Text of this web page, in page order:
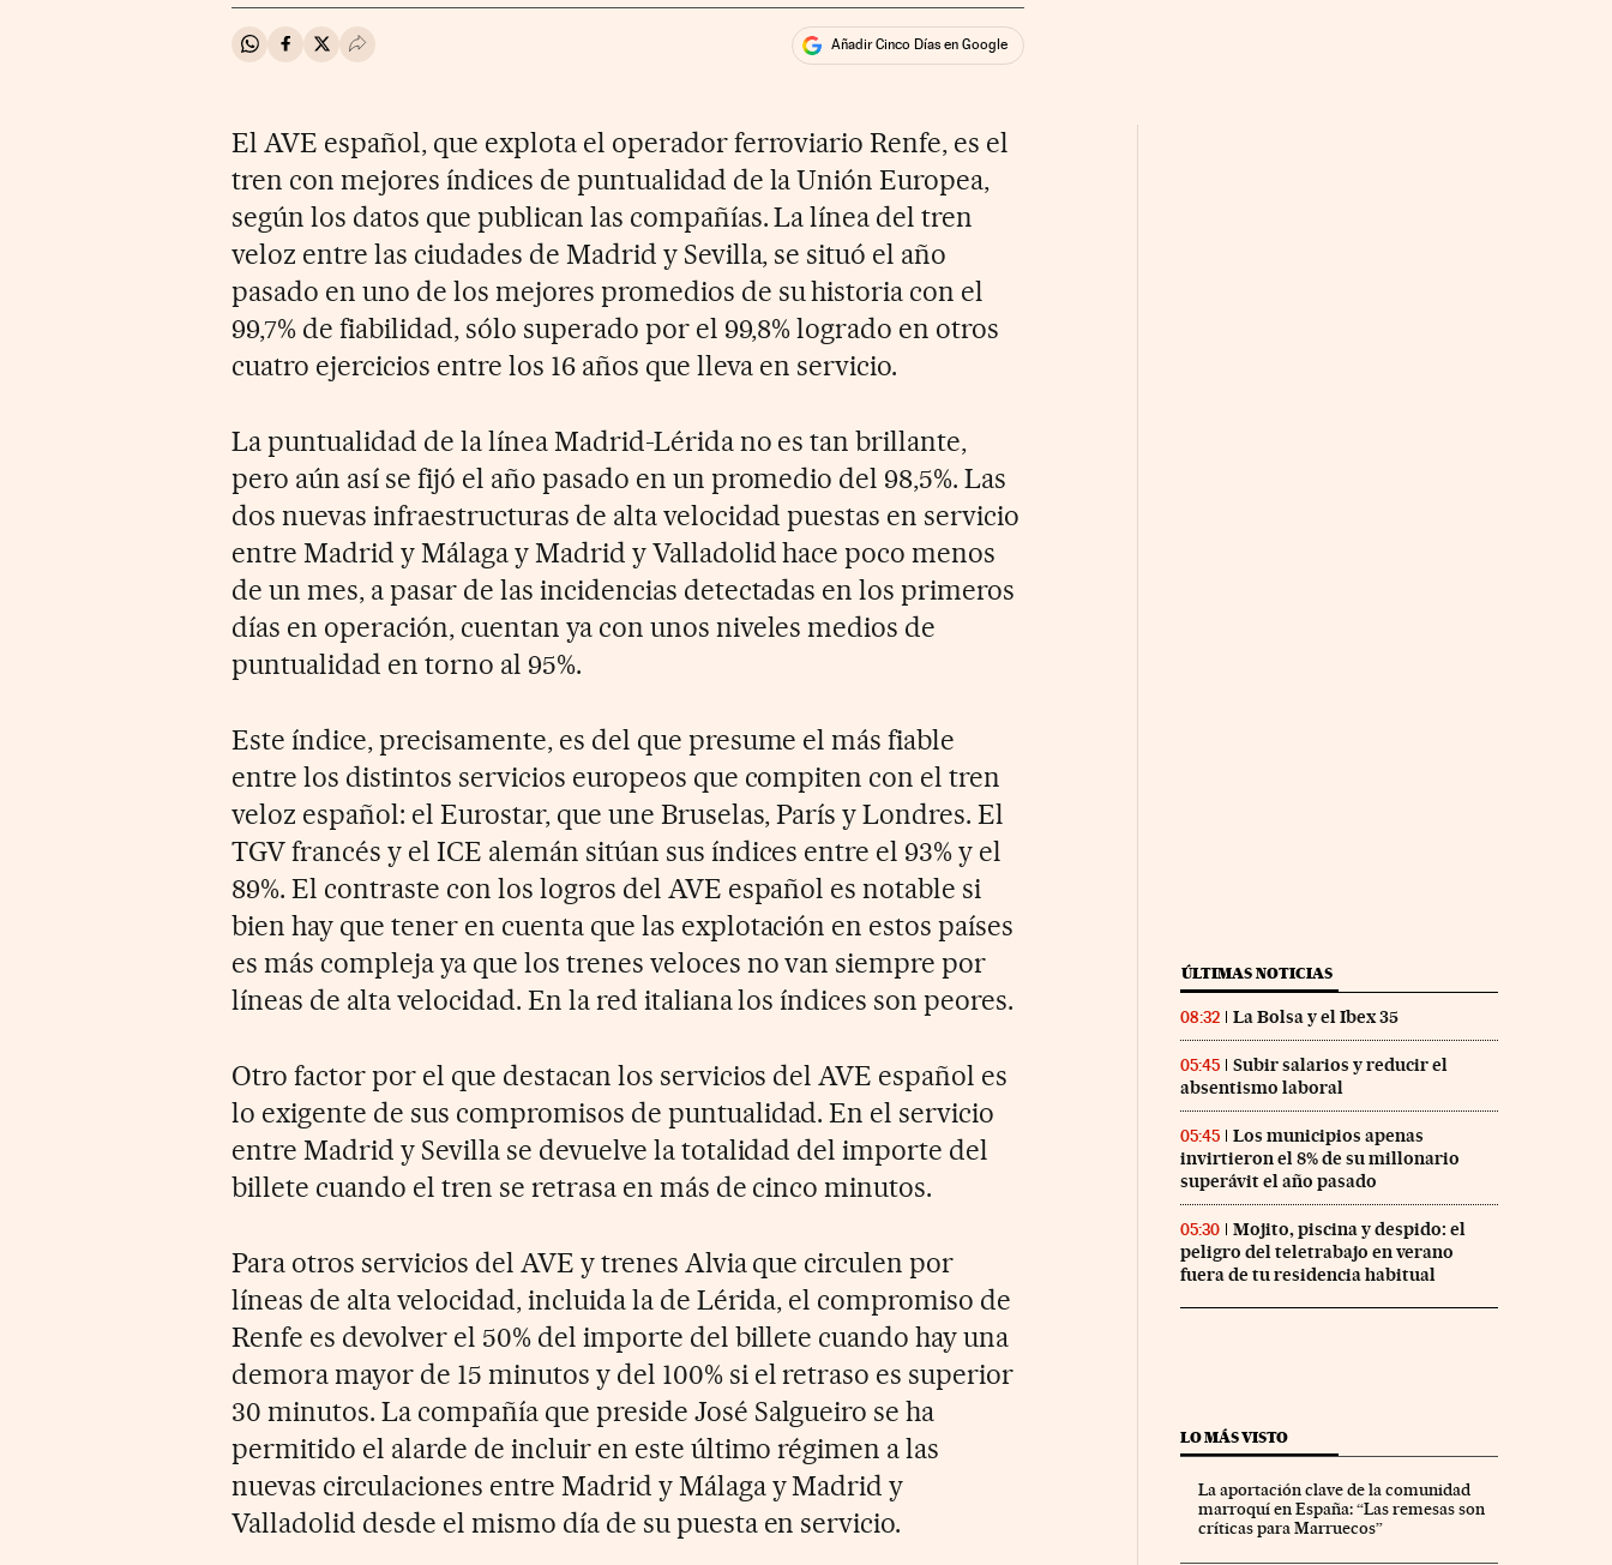
Compartir en Whatsapp
Compartir en Facebook
Compartir en Twitter
Desplegar Redes Sociales Añadir Cinco Días en Google
El AVE español, que explota el operador ferroviario Renfe, es el
tren con mejores índices de puntualidad de la Unión Europea,
según los datos que publican las compañías. La línea del tren
veloz entre las ciudades de Madrid y Sevilla, se situó el año
pasado en uno de los mejores promedios de su historia con el
99,7% de fiabilidad, sólo superado por el 99,8% logrado en otros
cuatro ejercicios entre los 16 años que lleva en servicio.
La puntualidad de la línea Madrid-Lérida no es tan brillante,
pero aún así se fijó el año pasado en un promedio del 98,5%. Las
dos nuevas infraestructuras de alta velocidad puestas en servicio
entre Madrid y Málaga y Madrid y Valladolid hace poco menos
de un mes, a pasar de las incidencias detectadas en los primeros
días en operación, cuentan ya con unos niveles medios de
puntualidad en torno al 95%.
Este índice, precisamente, es del que presume el más fiable
entre los distintos servicios europeos que compiten con el tren
veloz español: el Eurostar, que une Bruselas, París y Londres. El
TGV francés y el ICE alemán sitúan sus índices entre el 93% y el
89%. El contraste con los logros del AVE español es notable si
bien hay que tener en cuenta que las explotación en estos países
es más compleja ya que los trenes veloces no van siempre por
líneas de alta velocidad. En la red italiana los índices son peores.
Otro factor por el que destacan los servicios del AVE español es
lo exigente de sus compromisos de puntualidad. En el servicio
entre Madrid y Sevilla se devuelve la totalidad del importe del
billete cuando el tren se retrasa en más de cinco minutos.
Para otros servicios del AVE y trenes Alvia que circulen por
líneas de alta velocidad, incluida la de Lérida, el compromiso de
Renfe es devolver el 50% del importe del billete cuando hay una
demora mayor de 15 minutos y del 100% si el retraso es superior
30 minutos. La compañía que preside José Salgueiro se ha
permitido el alarde de incluir en este último régimen a las
nuevas circulaciones entre Madrid y Málaga y Madrid y
Valladolid desde el mismo día de su puesta en servicio.
ÚLTIMAS NOTICIAS
08:32 La Bolsa y el Ibex 35
05:45
Subir salarios y reducir el
absentismo laboral
05:45
Los municipios apenas
invirtieron el 8% de su millonario
superávit el año pasado
05:30
Mojito, piscina y despido: el
peligro del teletrabajo en verano
fuera de tu residencia habitual
LO MÁS VISTO
La aportación clave de la comunidad
marroquí en España: “Las remesas son
críticas para Marruecos”